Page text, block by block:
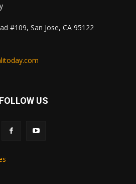
#109, San Jose, CA 95122
FOLLOW US